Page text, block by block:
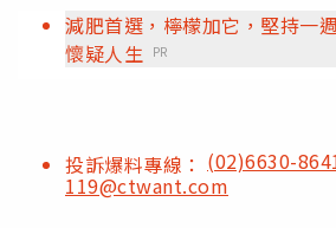
減肥首選，檸檬加它，堅持一
懷疑人生 PR
投訴爆料專線： (02)6630-
119@ctwant.com